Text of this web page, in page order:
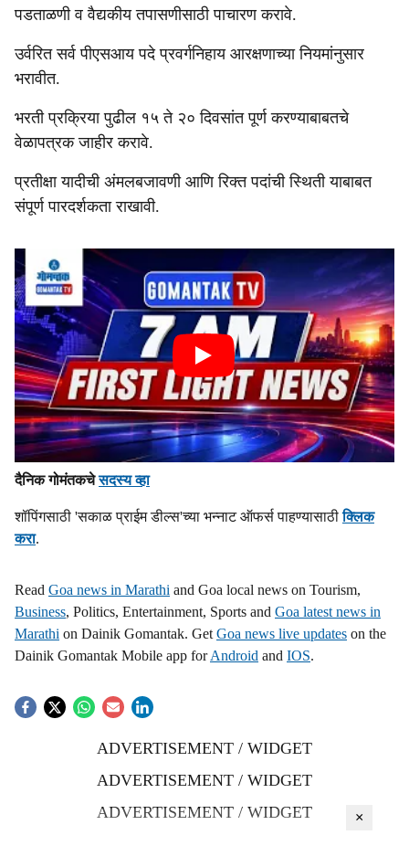
पडताळणी व वैद्यकीय तपासणीसाठी पाचारण करावे.
उर्वरित सर्व पीएसआय पदे प्रवर्गनिहाय आरक्षणाच्या नियमांनुसार
भरावीत.
भरती प्रक्रिया पुढील १५ ते २० दिवसांत पूर्ण करण्याबाबतचे
वेळापत्रक जाहीर करावे.
प्रतीक्षा यादीची अंमलबजावणी आणि रिक्त पदांची स्थिती याबाबत
संपूर्ण पारदर्शकता राखावी.
दैनिक गोमंतकचेसदस्य व्हा
शॉपिंगसाठी 'सकाळ प्राईम डील्स'च्या भन्नाट ऑफर्स पाहण्यासाठीक्लिक
करा.
Read Goa news in Marathi and Goa local news on Tourism,
Business, Politics, Entertainment, Sports and Goa latest news in
Marathi on Dainik Gomantak. Get Goa news live updates on the
Dainik Gomantak Mobile app forAndroid and IOS.
ADVERTISEMENT / WIDGET
ADVERTISEMENT / WIDGET
ADVERTISEMENT / WIDGET
×